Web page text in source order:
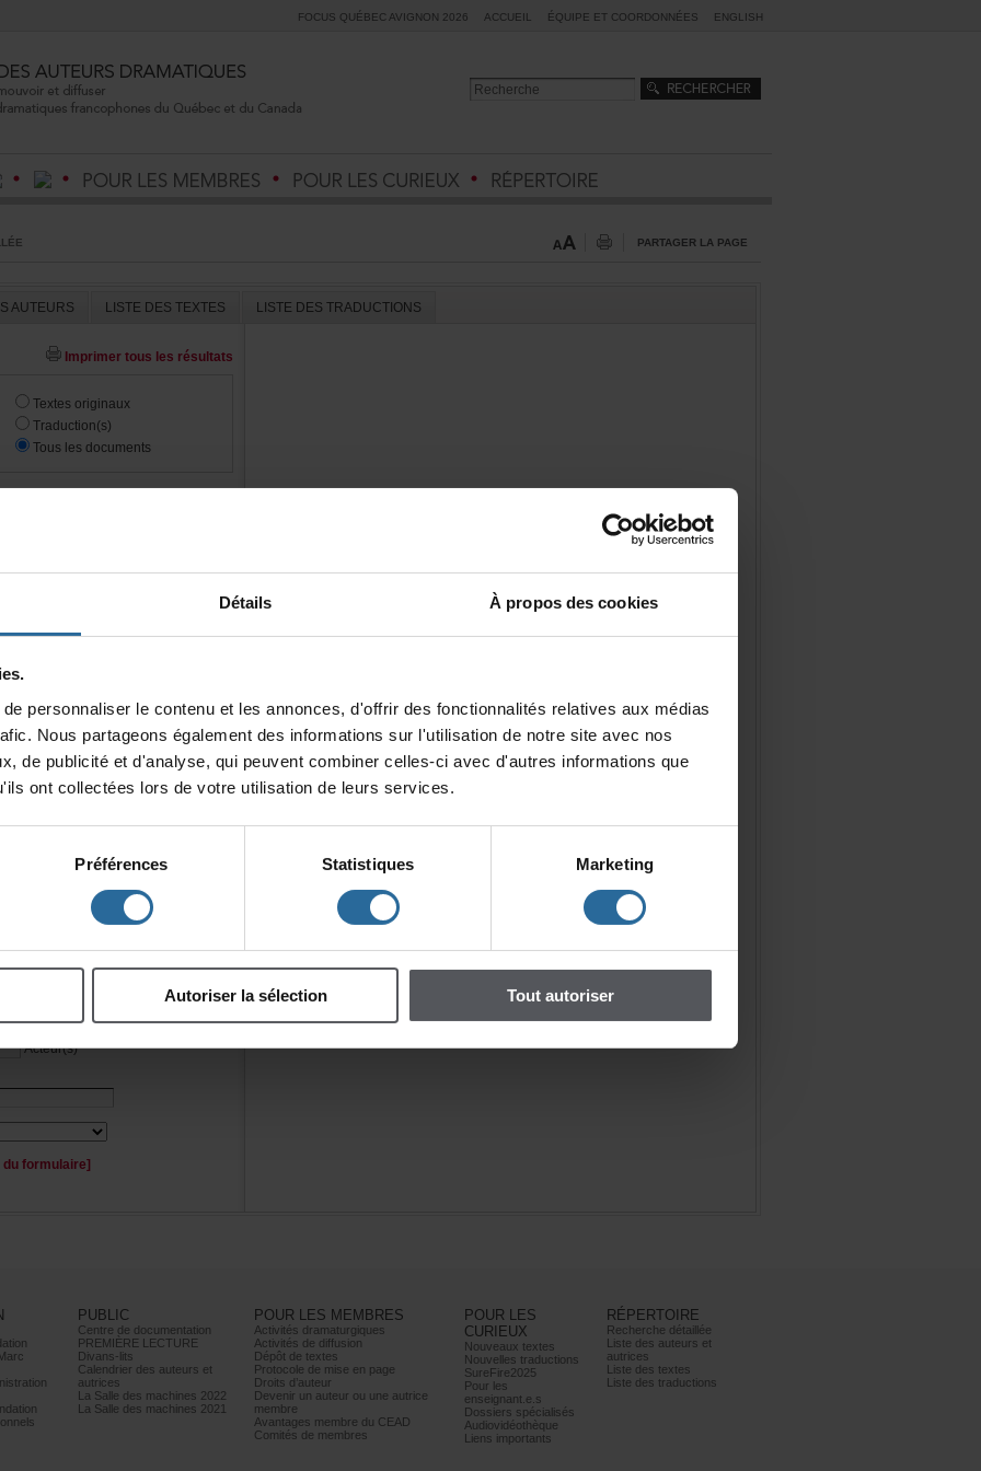
Détails Àproposdescookies
ciavecd'autresinformationsque
Préférences Statistiques Marketing
Autoriserlasélection Toutautoriser
FOCUSQUÉBECAVIGNON2026 ACCUEIL ÉQUIPEETCOORDONNÉES ENGLISH
PARTAGERLAPAGE
LISTEDESTEXTES LISTEDESTRADUCTIONS
Imprimertouslesrésultats
Textesoriginaux
Traduction(s)
Touslesdocuments
Enfants
Personnage(s)
Acteur(s)
PUBLIC
Centrededocumentation
PREMIÈRELECTURE
Divans-lits
Calendrierdesauteurset
autrices
LaSalledesmachines2022
LaSalledesmachines2021
POURLESMEMBRES
Activitésdramaturgiques
Activitésdediffusion
Dépôtdetextes
Protocoledemiseenpage
Droitsd’auteur
Devenirunauteurouuneautrice
membre
AvantagesmembreduCEAD
Comitésdemembres
POURLES
CURIEUX
Nouveauxtextes
Nouvellestraductions
SureFire2025
Pourles
enseignant.e.s
Dossiersspécialisés
Audiovidéothèque
Liensimportants
RÉPERTOIRE
Recherchedétaillée
Listedesauteurset
autrices
Listedestextes
Listedestraductions